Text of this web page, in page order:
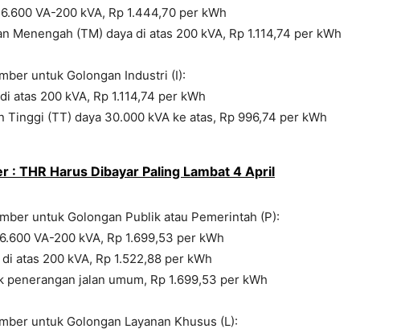
VA-200 kVA, Rp 1.444,70 per kWh
Menengah (TM) daya di atas 200 kVA, Rp 1.114,74 per kWh
untuk Golongan Industri (I):
atas 200 kVA, Rp 1.114,74 per kWh
Tinggi (TT) daya 30.000 kVA ke atas, Rp 996,74 per kWh
: THR Harus Dibayar Paling Lambat 4 April
untuk Golongan Publik atau Pemerintah (P):
VA-200 kVA, Rp 1.699,53 per kWh
atas 200 kVA, Rp 1.522,88 per kWh
penerangan jalan umum, Rp 1.699,53 per kWh
untuk Golongan Layanan Khusus (L):